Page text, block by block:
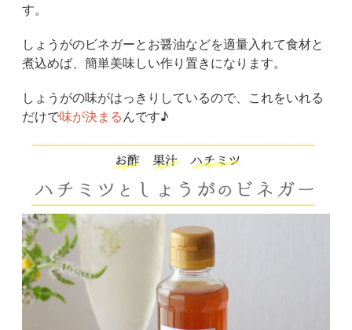
す。
しょうがのビネガーとお醤油などを適量入れて食材と
煮込めば、簡単美味しい作り置きになります。
しょうがの味がはっきりしているので、これをいれる
だけで味が決まるんです♪